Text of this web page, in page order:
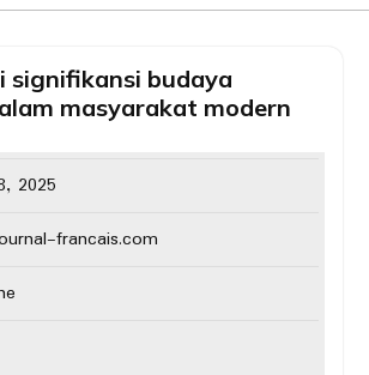
signifikansi budaya
masyarakat modern
2025
francais.com